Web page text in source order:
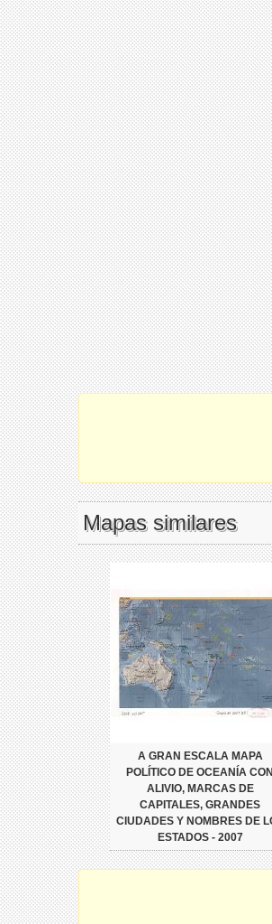
Mapas similares
A GRAN ESCALA MAPA
POLÍTICO DE OCEANÍA CON
ALIVIO, MARCAS DE
CAPITALES, GRANDES
CIUDADES Y NOMBRES DE
ESTADOS - 2007